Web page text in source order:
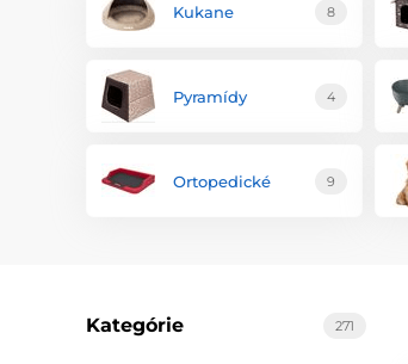
Kukane 8
Pyramídy 4
Ortopedické 9
271
Kategórie